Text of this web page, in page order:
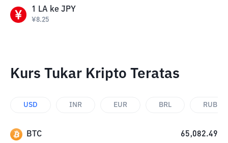
1 LA ke JPY
¥8.25
Kurs Tukar Kripto Teratas
USD INR EUR BRL RUB
BTC 65,082.49